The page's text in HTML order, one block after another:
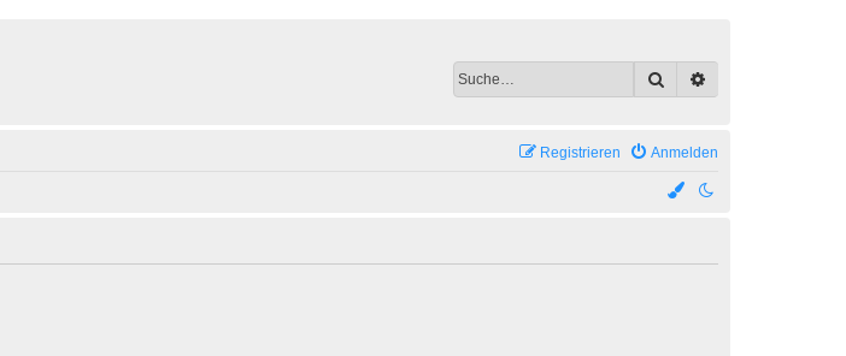
Suche
Anmelden
Registrieren